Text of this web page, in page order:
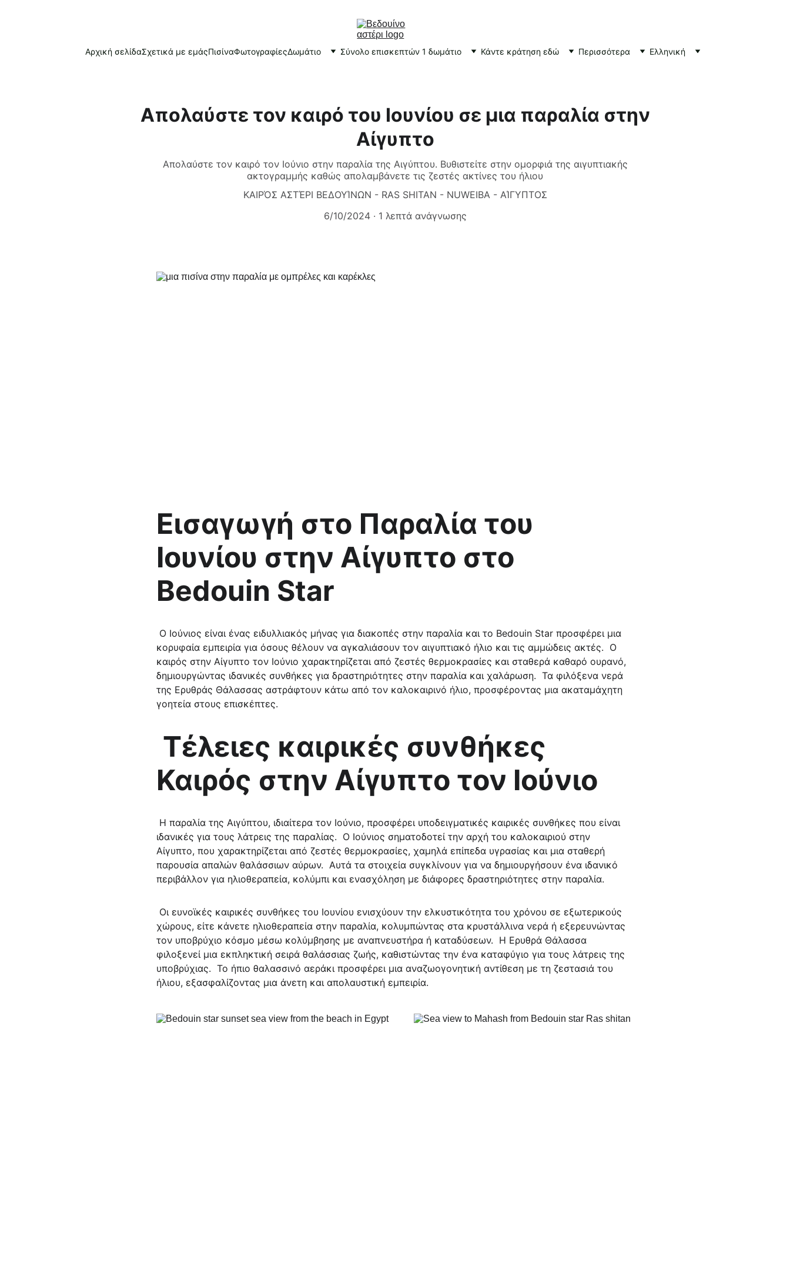
Αρχική σελίδαΣχετικά με εμάςΠισίναΦωτογραφίεςΔωμάτιο Σύνολο επισκεπτών 1 δωμάτιο Κάντε κράτηση εδώ Περισσότερα Ελληνική
Απολαύστε τον καιρό του Ιουνίου σε μια παραλία στην
Αίγυπτο
Απολαύστε τον καιρό τον Ιούνιο στην παραλία της Αιγύπτου. Βυθιστείτε στην ομορφιά της αιγυπτιακής
ακτογραμμής καθώς απολαμβάνετε τις ζεστές ακτίνες του ήλιου
ΚΑΙΡΌΣ ΑΣΤΈΡΙ ΒΕΔΟΥΊΝΩΝ - RAS SHITAN - NUWEIBA - ΑΊΓΥΠΤΟΣ
6/10/2024
1 λεπτά ανάγνωσης
Εισαγωγή στο Παραλία του
Ιουνίου στην Αίγυπτο στο
Bedouin Star
κορυφαία εμπειρία για όσους θέλουν να αγκαλιάσουν τον αιγυπτιακό ήλιο και τις αμμώδεις ακτές.  Ο
καιρός στην Αίγυπτο τον Ιούνιο χαρακτηρίζεται από ζεστές θερμοκρασίες και σταθερά καθαρό ουρανό,
δημιουργώντας ιδανικές συνθήκες για δραστηριότητες στην παραλία και χαλάρωση.  Τα φιλόξενα νερά
της Ερυθράς Θάλασσας αστράφτουν κάτω από τον καλοκαιρινό ήλιο, προσφέροντας μια ακαταμάχητη
γοητεία στους επισκέπτες.
Καιρός στην Αίγυπτο τον Ιούνιο
ιδανικές για τους λάτρεις της παραλίας.  Ο Ιούνιος σηματοδοτεί την αρχή του καλοκαιριού στην
Αίγυπτο, που χαρακτηρίζεται από ζεστές θερμοκρασίες, χαμηλά επίπεδα υγρασίας και μια σταθερή
παρουσία απαλών θαλάσσιων αύρων.  Αυτά τα στοιχεία συγκλίνουν για να δημιουργήσουν ένα ιδανικό
περιβάλλον για ηλιοθεραπεία, κολύμπι και ενασχόληση με διάφορες δραστηριότητες στην παραλία.
χώρους, είτε κάνετε ηλιοθεραπεία στην παραλία, κολυμπώντας στα κρυστάλλινα νερά ή εξερευνώντας
τον υποβρύχιο κόσμο μέσω κολύμβησης με αναπνευστήρα ή καταδύσεων.  Η Ερυθρά Θάλασσα
φιλοξενεί μια εκπληκτική σειρά θαλάσσιας ζωής, καθιστώντας την ένα καταφύγιο για τους λάτρεις της
υποβρύχιας.  Το ήπιο θαλασσινό αεράκι προσφέρει μια αναζωογονητική αντίθεση με τη ζεστασιά του
ήλιου, εξασφαλίζοντας μια άνετη και απολαυστική εμπειρία.